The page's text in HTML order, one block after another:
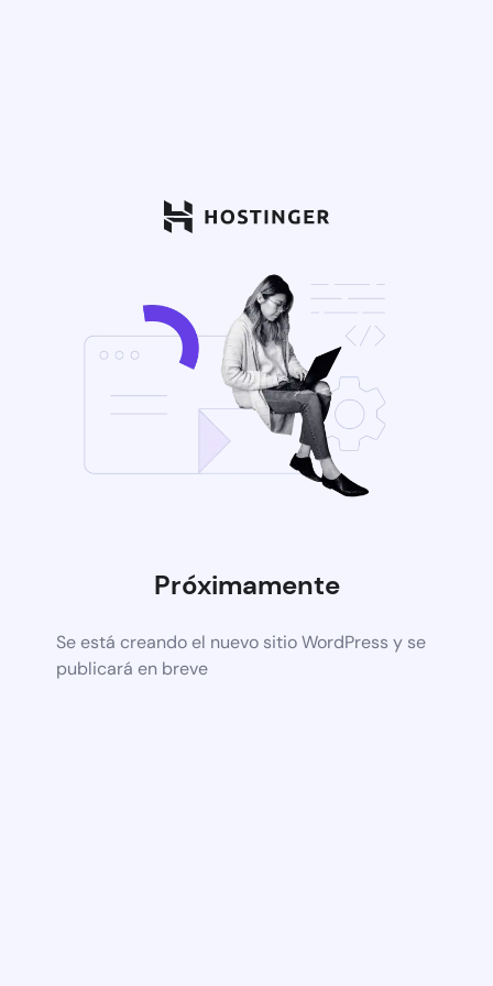
Próximamente
Se está creando el nuevo sitio WordPress y se
publicará en breve